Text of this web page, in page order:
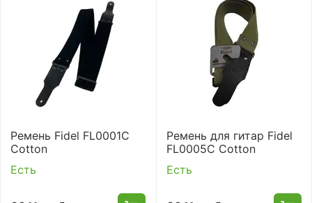
Ремень Fidel FL0001C
Cotton
Есть
Ремень для гитар Fidel
FL0005C Cotton
Есть